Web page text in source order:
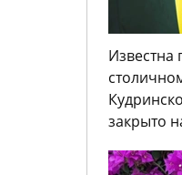
Известна
закрыто